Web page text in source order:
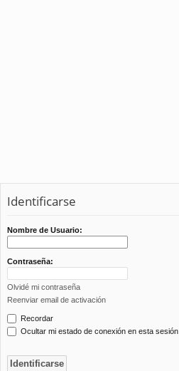
Identificarse
Nombre de Usuario:
Contraseña:
Olvidé mi contraseña
Reenviar email de activación
Recordar
Ocultar mi estado de conexión en esta sesión